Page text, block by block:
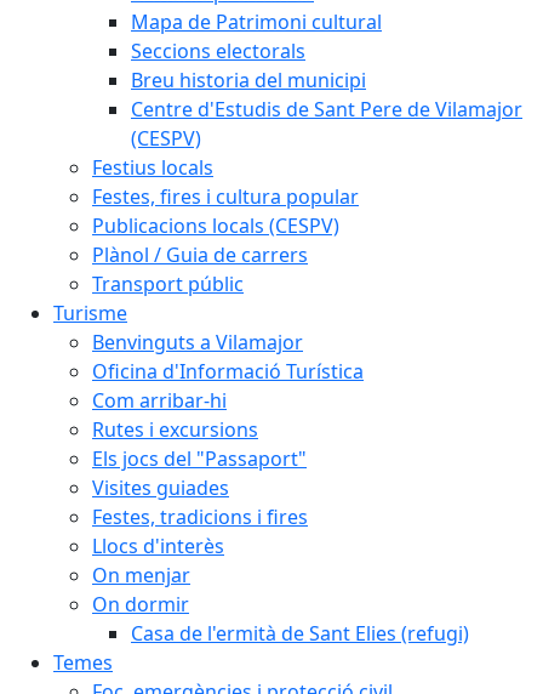
Mapa de Patrimoni cultural
Seccions electorals
Breu historia del municipi
Centre d'Estudis de Sant Pere de Vilamajor
(CESPV)
Festius locals
Festes, fires i cultura popular
Publicacions locals (CESPV)
Plànol / Guia de carrers
Transport públic
Turisme
Benvinguts a Vilamajor
Oficina d'Informació Turística
Com arribar-hi
Rutes i excursions
Els jocs del "Passaport"
Visites guiades
Festes, tradicions i fires
Llocs d'interès
On menjar
On dormir
Casa de l'ermità de Sant Elies (refugi)
Temes